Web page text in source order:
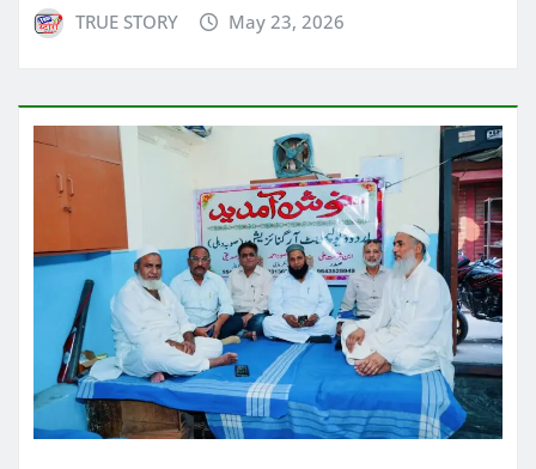
TRUE STORY May 23, 2026